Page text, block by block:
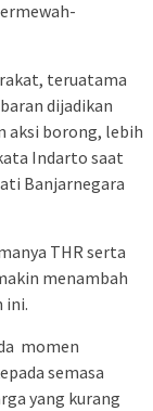
teruatama
dijadikan
aksi borong, lebih
Indarto saat
Banjarnegara
THR serta
menambah
ini.
momen
semasa
yang kurang